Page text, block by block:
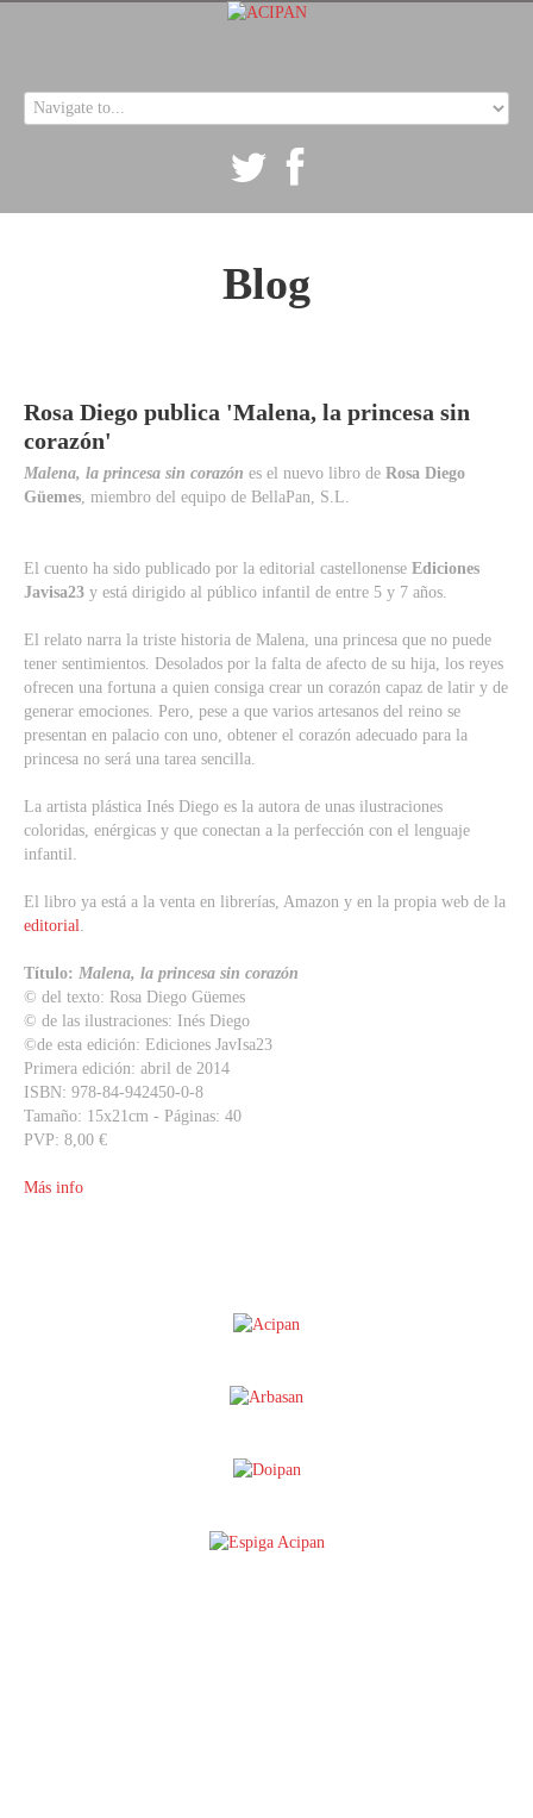
Quienes Somos
Blog
Blog
Rosa Diego publica 'Malena, la princesa sin
corazón'
Malena, la princesa sin corazón es el nuevo libro de Rosa Diego
Güemes , miembro del equipo de BellaPan, S.L.
El cuento ha sido publicado por la editorial castellonense Ediciones
Javisa23 y está dirigido al público infantil de entre 5 y 7 años.
El relato narra la triste historia de Malena, una princesa que no puede
tener sentimientos. Desolados por la falta de afecto de su hija, los reyes
ofrecen una fortuna a quien consiga crear un corazón capaz de latir y de
generar emociones. Pero, pese a que varios artesanos del reino se
presentan en palacio con uno, obtener el corazón adecuado para la
princesa no será una tarea sencilla.
La artista plástica Inés Diego es la autora de unas ilustraciones
coloridas, enérgicas y que conectan a la perfección con el lenguaje
infantil.
El libro ya está a la venta en librerías, Amazon y en la propia web de la
editorial
Título: Malena, la princesa sin corazón
© del texto: Rosa Diego Güemes
© de las ilustraciones: Inés Diego
©de esta edición: Ediciones JavIsa23
Primera edición: abril de 2014
ISBN: 978-84-942450-0-8
Tamaño: 15x21cm - Páginas: 40
PVP: 8,00 €
Más info